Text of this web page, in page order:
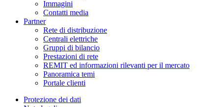
Immagini
Contatti media
Partner
Rete di distribuzione
Centrali elettriche
Gruppi di bilancio
Prestazioni di rete
REMIT ed informazioni rilevanti per il mercato
Panoramica temi
Portale clienti
Protezione dei dati